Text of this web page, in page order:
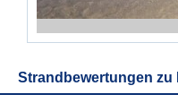
Strandbewertungen zu